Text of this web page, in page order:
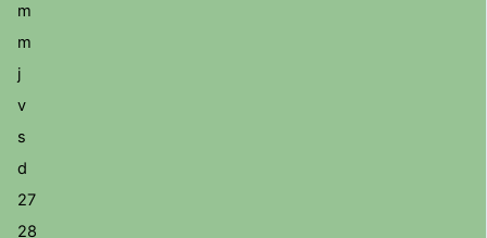
m
m
j
v
s
d
27
28